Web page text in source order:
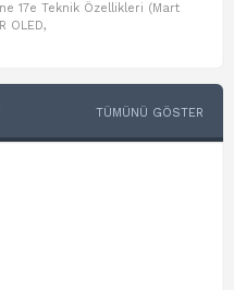
Teknik Özellikleri (Mart
OLED,
TÜMÜNÜ GÖSTER